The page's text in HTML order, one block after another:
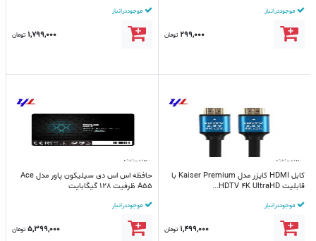
موجود در انبار
299,000 تومان
موجود در انبار
1,799,000 تومان
کابل HDMI کایزر مدل Kaiser Premium با
قابلیت HDTV 4K UltraHD...
موجود در انبار
1,499,000 تومان
حافظه اس اس دی سیلیکون پاور مدل Ace
A55 ظرفیت 128 گیگابایت
موجود در انبار
5,399,000 تومان